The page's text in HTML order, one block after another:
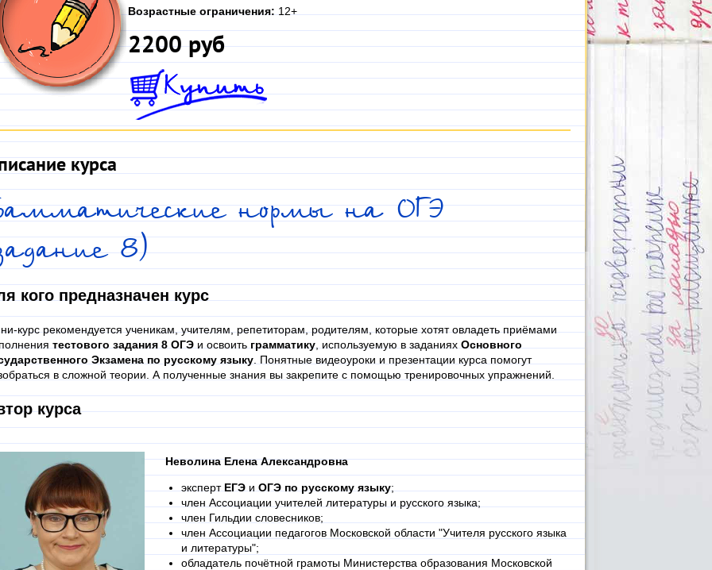
Возрастные ограничения: 12+
2200 руб
курса
нормы на ОГЭ
8)
кого предназначен курс
курс рекомендуется ученикам, учителям, репетиторам, родителям, которые хотят овладеть приёмами
тестового задания 8 ОГЭи освоить грамматику, используемую в заданиях Основного
Экзамена по русскому языку. Понятные видеоуроки и презентации курса помогут
в сложной теории. А полученные знания вы закрепите с помощью тренировочных упражнений.
курса
Неволина Елена Александровна
эксперт ЕГЭи ОГЭ по русскому языку;
член Ассоциации учителей литературы и русского языка;
член Гильдии словесников;
член Ассоциации педагогов Московской области "Учителя русского языка
и литературы";
обладатель почётной грамоты Министерства образования Московской